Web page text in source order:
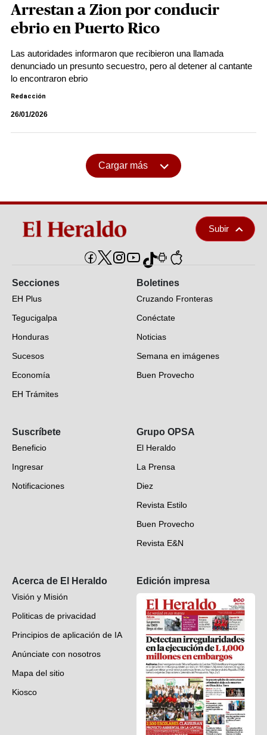
Arrestan a Zion por conducir
ebrio en Puerto Rico
Las autoridades informaron que recibieron una llamada
denunciado un presunto secuestro, pero al detener al cantante
lo encontraron ebrio
Redacción
26/01/2026
Cargar más
Subir
Secciones
EH Plus
Tegucigalpa
Honduras
Sucesos
Economía
EH Trámites
EH Verifica
Fotogalerías
Deportes
Videos
Boletines
Cruzando Fronteras
Conéctate
Noticias
Semana en imágenes
Buen Provecho
Suscríbete
Beneficio
Ingresar
Notificaciones
Grupo OPSA
El Heraldo
La Prensa
Diez
Revista Estilo
Buen Provecho
Revista E&N
Acerca de El Heraldo
Visión y Misión
Politicas de privacidad
Principios de aplicación de IA
Anúnciate con nosotros
Mapa del sitio
Kiosco
Edición impresa